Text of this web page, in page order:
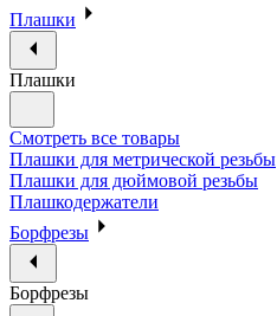
Плашки
Плашки
Смотреть все товары
Плашки для метрической резьбы
Плашки для дюймовой резьбы
Плашкодержатели
Борфрезы
Борфрезы